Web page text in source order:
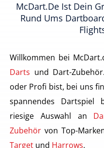
McDart.de Ist Dein
Rund Ums
Willkommen bei
Darts und Dart-
oder Profi bist, bei uns
spannendes Dartspiel
riesige Auswahl an
Zubehör von Top-
Target und Harrows.